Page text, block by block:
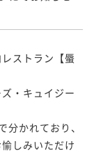
ストラン【蜃
・キュイジー
かれており、
しみいただけ